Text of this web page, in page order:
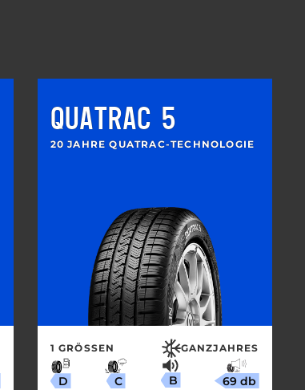
QUATRAC 5
20 JAHRE QUATRAC-TECHNOLOGIE
1 GRÖSSEN GANZJAHRES
D C B 69 db